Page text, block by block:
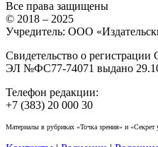
Все права защищены
© 2018 – 2025
Учредитель: ООО
Свидетельство о
ЭЛ №ФС77-74071 выдано
Телефон редакции:
+7 (383) 20 000 30
Материалы в рубриках «Точка зрения» и «Секрет